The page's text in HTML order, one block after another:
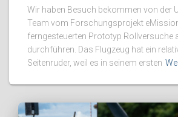
Wir haben Besuch bekommen von der
Team vom Forschungsprojekt
ferngesteuerten Prototyp Rollversuche
durchführen. Das Flugzeug hat ein
Seitenruder, weil es in seinem ersten